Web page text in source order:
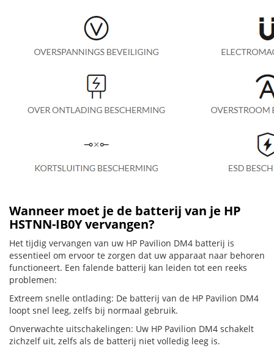
Wanneer moet je de batterij van je HP
HSTNN-IB0Y vervangen?
Het tijdig vervangen van uw HP Pavilion DM4 batterij is
essentieel om ervoor te zorgen dat uw apparaat naar behoren
functioneert. Een falende batterij kan leiden tot een reeks
problemen:
Extreem snelle ontlading: De batterij van de HP Pavilion DM4
loopt snel leeg, zelfs bij normaal gebruik.
Onverwachte uitschakelingen: Uw HP Pavilion DM4 schakelt
zichzelf uit, zelfs als de batterij niet volledig leeg is.